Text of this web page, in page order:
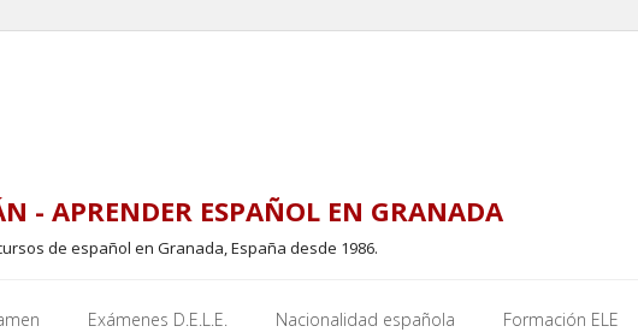
- APRENDER ESPAÑOL EN GRANADA
de español en Granada, España desde 1986.
Exámenes D.E.L.E. Nacionalidad española Formación ELE